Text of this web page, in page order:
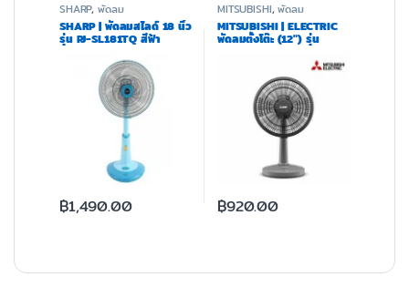
SHARP,พัดลม
SHARP | พัดลมสไลด์ 18 นิ้ว
รุ่น PJ-SL181TQ สีฟ้า
฿1,490.00
MITSUBISHI,พัดลม
MITSUBISHI | ELECTRIC
พัดลมตั้งโต๊ะ (12″) รุ่น
฿920.00